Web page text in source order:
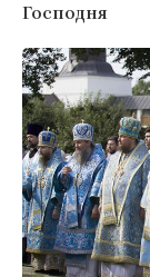
Господня